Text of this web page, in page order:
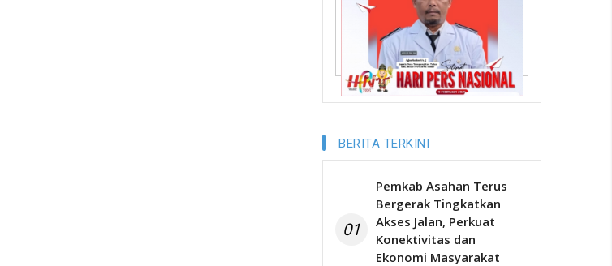
BERITA TERKINI
01
Pemkab Asahan Terus
Bergerak Tingkatkan
Akses Jalan, Perkuat
Konektivitas dan
Ekonomi Masyarakat